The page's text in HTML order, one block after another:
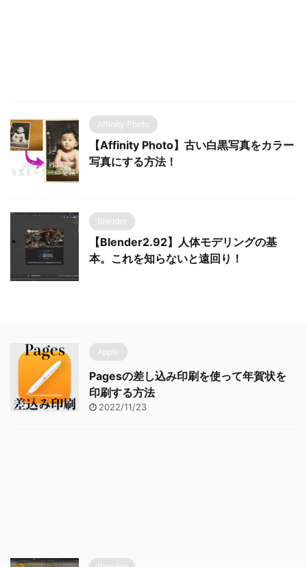
Affinity Photo
【Affinity Photo】古い白黒写真をカラー
写真にする方法！
Blender
【Blender2.92】人体モデリングの基
本。これを知らないと遠回り！
Apple
Pagesの差し込み印刷を使って年賀状を
印刷する方法
2022/11/23